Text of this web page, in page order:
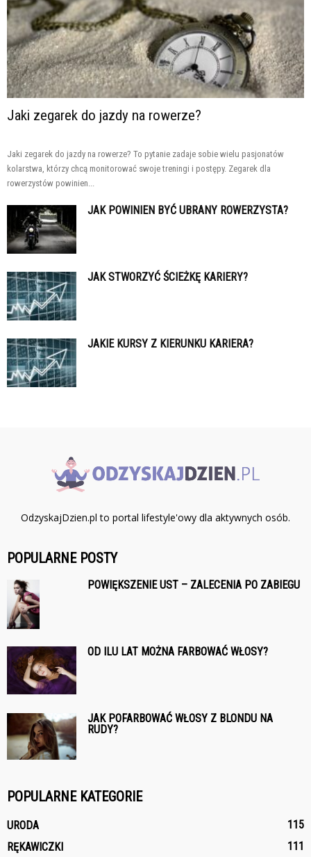
Jaki zegarek do jazdy na rowerze?
Jaki zegarek do jazdy na rowerze? To pytanie zadaje sobie wielu pasjonatów
kolarstwa, którzy chcą monitorować swoje treningi i postępy. Zegarek dla
rowerzystów powinien...
JAK POWINIEN BYĆ UBRANY ROWERZYSTA?
JAK STWORZYĆ ŚCIEŻKĘ KARIERY?
JAKIE KURSY Z KIERUNKU KARIERA?
OdzyskajDzien.pl to portal lifestyle'owy dla aktywnych osób.
POPULARNE POSTY
POWIĘKSZENIE UST – ZALECENIA PO ZABIEGU
OD ILU LAT MOŻNA FARBOWAĆ WŁOSY?
JAK POFARBOWAĆ WŁOSY Z BLONDU NA
RUDY?
POPULARNE KATEGORIE
URODA
115
RĘKAWICZKI
111